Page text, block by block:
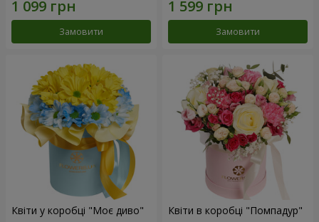
Замовити Замовити
Квіти у коробці "Моє диво" Квіти в коробці "Помпадур"